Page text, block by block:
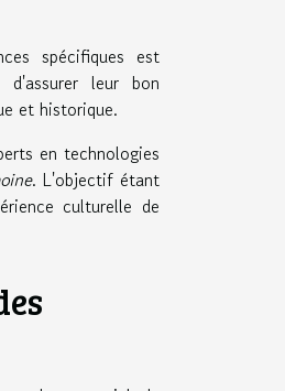
spécifiques est
leur bon
et historique.
en technologies
. L'objectif étant
culturelle de